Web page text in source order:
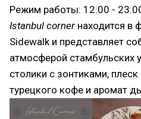
Режим работы: 12:00 -
Istanbul corner находится в
Sidewalk и представляет
атмосферой стамбульских
столики с зонтиками,
турецкого кофе и аромат